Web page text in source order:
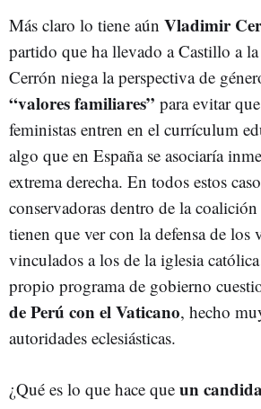
Más claro lo tiene aún Vladimir
partido que ha llevado a Castillo a
Cerrón niega la perspectiva de
“valores familiares” para evitar
feministas entren en el currículum
algo que en España se asociaría
extrema derecha. En todos estos
conservadoras dentro de la
tienen que ver con la defensa de los
vinculados a los de la iglesia
propio programa de gobierno
de Perú con el Vaticano, hecho
autoridades eclesiásticas.
¿Qué es lo que hace que un